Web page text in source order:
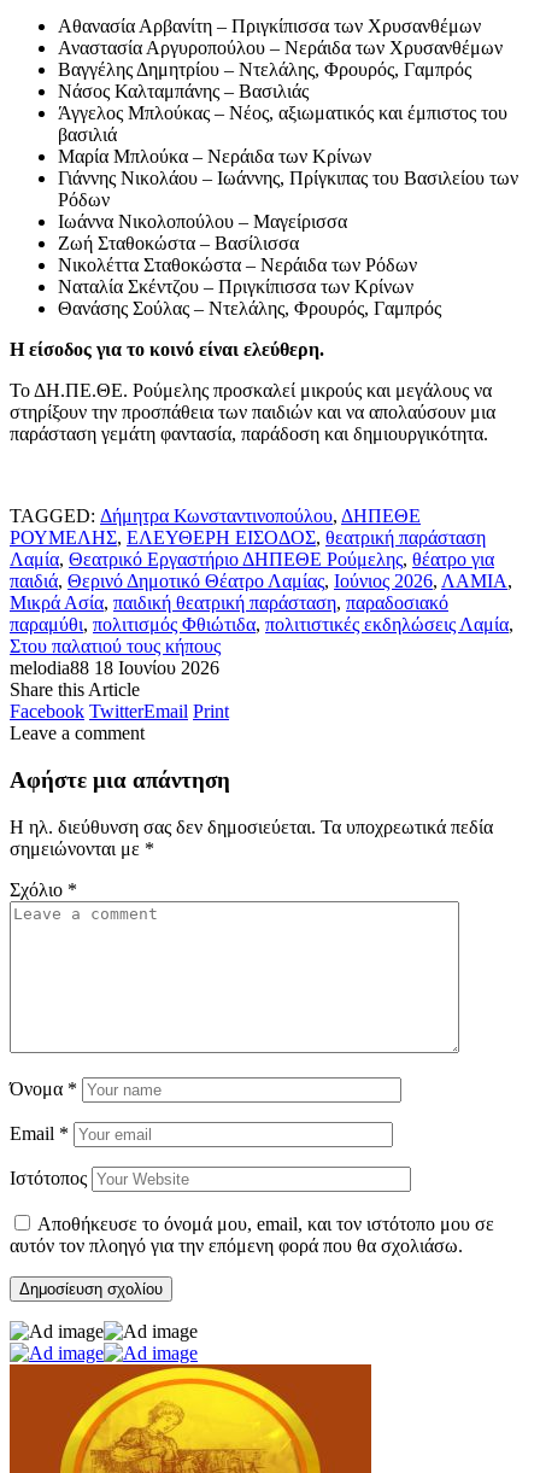
Αθανασία Αρβανίτη – Πριγκίπισσα των Χρυσανθέμων
Αναστασία Αργυροπούλου – Νεράιδα των Χρυσανθέμων
Βαγγέλης Δημητρίου – Ντελάλης, Φρουρός, Γαμπρός
Νάσος Καλταμπάνης – Βασιλιάς
Άγγελος Μπλούκας – Νέος, αξιωματικός και έμπιστος του
βασιλιά
Μαρία Μπλούκα – Νεράιδα των Κρίνων
Γιάννης Νικολάου – Ιωάννης, Πρίγκιπας του Βασιλείου των
Ρόδων
Ιωάννα Νικολοπούλου – Μαγείρισσα
Ζωή Σταθοκώστα – Βασίλισσα
Νικολέττα Σταθοκώστα – Νεράιδα των Ρόδων
Ναταλία Σκέντζου – Πριγκίπισσα των Κρίνων
Θανάσης Σούλας – Ντελάλης, Φρουρός, Γαμπρός
Η είσοδος για το κοινό είναι ελεύθερη.
Το ΔΗ.ΠΕ.ΘΕ. Ρούμελης προσκαλεί μικρούς και μεγάλους να
στηρίξουν την προσπάθεια των παιδιών και να απολαύσουν μια
παράσταση γεμάτη φαντασία, παράδοση και δημιουργικότητα.
TAGGED: Δήμητρα Κωνσταντινοπούλου, ΔΗΠΕΘΕ
ΡΟΥΜΕΛΗΣ, ΕΛΕΥΘΕΡΗ ΕΙΣΟΔΟΣ, θεατρική παράσταση
Λαμία, Θεατρικό Εργαστήριο ΔΗΠΕΘΕ Ρούμελης, θέατρο για
παιδιά, Θερινό Δημοτικό Θέατρο Λαμίας, Ιούνιος 2026, ΛΑΜΙΑ,
Μικρά Ασία, παιδική θεατρική παράσταση, παραδοσιακό
παραμύθι, πολιτισμός Φθιώτιδα, πολιτιστικές εκδηλώσεις Λαμία,
Στου παλατιού τους κήπους
melodia88 18 Ιουνίου 2026
Share this Article
Facebook TwitterEmail Print
Leave a comment
Αφήστε μια απάντηση
Η ηλ. διεύθυνση σας δεν δημοσιεύεται. Τα υποχρεωτικά πεδία
σημειώνονται με *
Σχόλιο *
Όνομα *
Email *
Ιστότοπος
Αποθήκευσε το όνομά μου, email, και τον ιστότοπο μου σε
αυτόν τον πλοηγό για την επόμενη φορά που θα σχολιάσω.